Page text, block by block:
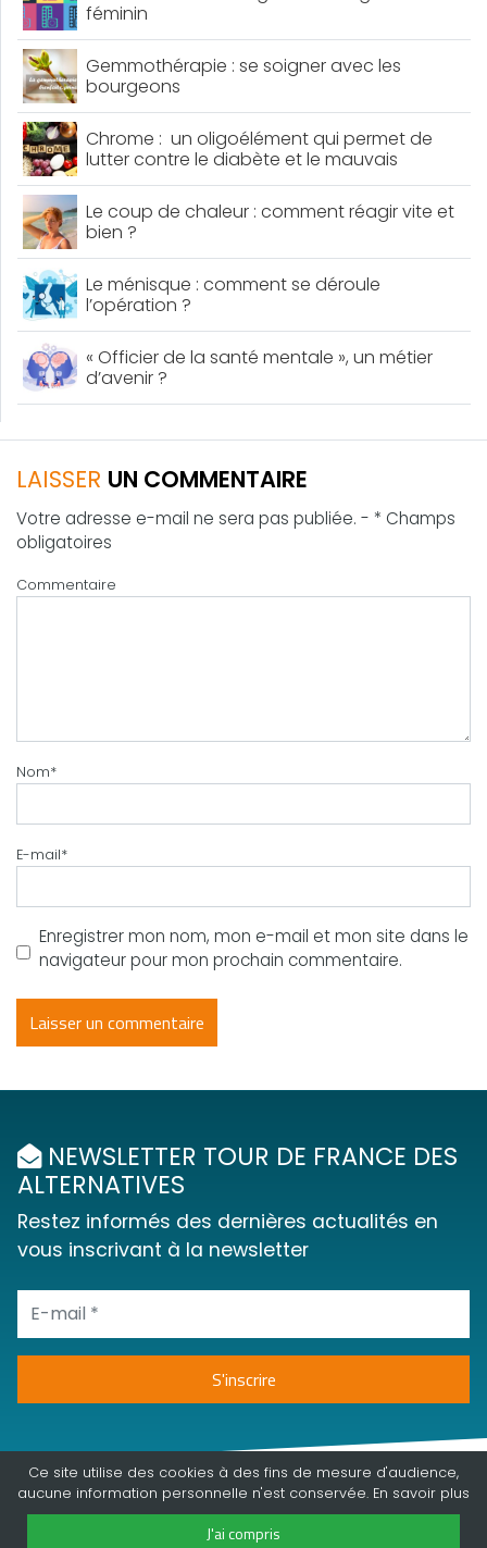
Ce site utilise des cookies à des fins de mesure d'audience,
aucune information personnelle n'est conservée. En savoir plus
J'ai compris
féminin
Gemmothérapie : se soigner avec les
bourgeons
Chrome : un oligoélément qui permet de
lutter contre le diabète et le mauvais
cholestérol
Le coup de chaleur : comment réagir vite et
bien ?
Le ménisque : comment se déroule
l’opération ?
« Officier de la santé mentale », un métier
d’avenir ?
LAISSER UN COMMENTAIRE
Votre adresse e-mail ne sera pas publiée. - * Champs
obligatoires
Commentaire
Nom*
E-mail*
Enregistrer mon nom, mon e-mail et mon site dans le
navigateur pour mon prochain commentaire.
NEWSLETTER TOUR DE FRANCE DES
ALTERNATIVES
Restez informés des dernières actualités en
vous inscrivant à la newsletter
©2018 - 2026 | Tour de france des alternatives | tous droits réservés